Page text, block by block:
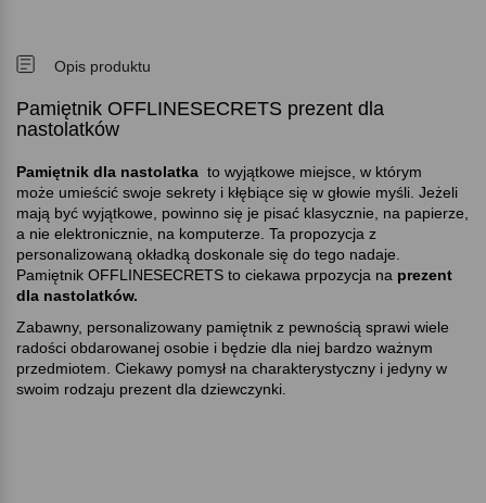
Opis produktu
Pamiętnik OFFLINESECRETS prezent dla
nastolatków
Pamiętnik dla nastolatka to wyjątkowe miejsce, w którym
może umieścić swoje sekrety i kłębiące się w głowie myśli. Jeżeli
mają być wyjątkowe, powinno się je pisać klasycznie, na papierze,
a nie elektronicznie, na komputerze. Ta propozycja z
personalizowaną okładką doskonale się do tego nadaje.
Pamiętnik OFFLINESECRETS to ciekawa prpozycja na prezent
dla nastolatków.
Zabawny, personalizowany pamiętnik z pewnością sprawi wiele
radości obdarowanej osobie i będzie dla niej bardzo ważnym
przedmiotem. Ciekawy pomysł na charakterystyczny i jedyny w
swoim rodzaju prezent dla dziewczynki.